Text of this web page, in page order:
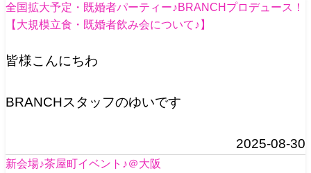
全国拡大予定・既婚者パーティー♪BRANCHプロデュース！
【大規模立食・既婚者飲み会について♪】
皆様こんにちわ
BRANCHスタッフのゆいです
2025-08-30
新会場♪茶屋町イベント♪＠大阪